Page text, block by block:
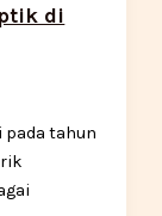
di
pada tahun